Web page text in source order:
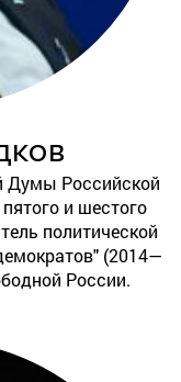
и шестого
политической
(2014—
России.